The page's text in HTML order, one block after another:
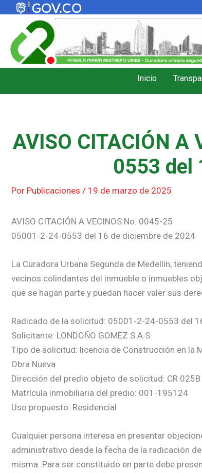
contenido
Inicio
AVISO CITACIÓN
0553 del
Por Publicaciones / 19 de marzo de 2025
AVISO CITACIÓN A VECINOS No. 0045-25
05001-2-24-0553 del 16 de diciembre de 2024
La Curadora Urbana Segunda de Medellín,
vecinos colindantes del inmueble o inmuebles
que se hagan parte y puedan hacer valer sus
Radicado de la solicitud: 05001-2-24-0553 del
Solicitante: LONDOÑO GOMEZ S.A.S
Tipo de solicitud: licencia de Construcción en la
Obra Nueva
Dirección del predio objeto de solicitud: CR
Matrícula inmobiliaria del predio: 001-195124
Uso propuesto: Residencial
Cualquier persona interesa en presentar
administrativo desde la fecha de la radicación
misma. Para ser constituido en parte debe